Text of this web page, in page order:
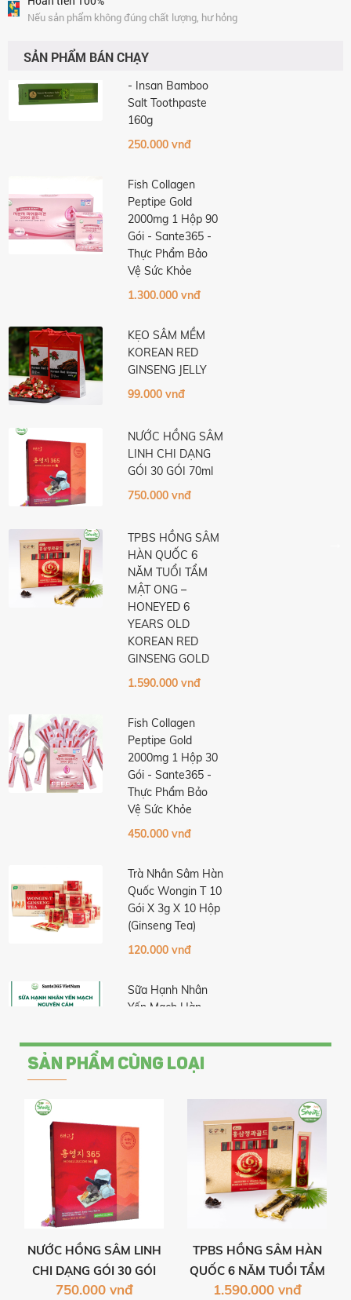
Nếu sản phẩm không đúng chất lượng, hư hỏng
SẢN PHẨM BÁN CHẠYKEM ĐÁNH RĂNG
MUỐI TRE INSAN
- Insan Bamboo
Salt Toothpaste
160g
250.000 vnđ
Fish Collagen
Peptipe Gold
2000mg 1 Hộp 90
Gói - Sante365 -
Thực Phẩm Bảo
Vệ Sức Khỏe
1.300.000 vnđ
KẸO SÂM MỀM
KOREAN RED
GINSENG JELLY
99.000 vnđ
NƯỚC HỒNG SÂM
LINH CHI DẠNG
GÓI 30 GÓI 70ml
750.000 vnđ
TPBS HỒNG SÂM
HÀN QUỐC 6
NĂM TUỔI TẨM
MẬT ONG –
HONEYED 6
YEARS OLD
KOREAN RED
GINSENG GOLD
1.590.000 vnđ
Fish Collagen
Peptipe Gold
2000mg 1 Hộp 30
Gói - Sante365 -
Thực Phẩm Bảo
Vệ Sức Khỏe
450.000 vnđ
Trà Nhân Sâm Hàn
Quốc Wongin T 10
Gói X 3g X 10 Hộp
(Ginseng Tea)
120.000 vnđ
Sữa Hạnh Nhân
Yến Mạch Hàn
- 190ml X 24 Hộp/
Thùng -Whole
Grain Oat Almond
444.000 vnđ
Sữa Đậu Nành
Dưa Lưới Hàn
Quốc Chính Hãng
24 Hộp/ Thùng -
Sante365 VietNam
444.000 vnđ
SẢN PHẨM CÙNG LOẠI
NƯỚC HỒNG SÂM LINH
CHI DẠNG GÓI 30 GÓI
70ML
750.000 vnđ
TPBS HỒNG SÂM HÀN
QUỐC 6 NĂM TUỔI TẨM
MẬT ONG – HONEYED 6
1.590.000 vnđ